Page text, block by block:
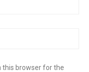
this browser for the